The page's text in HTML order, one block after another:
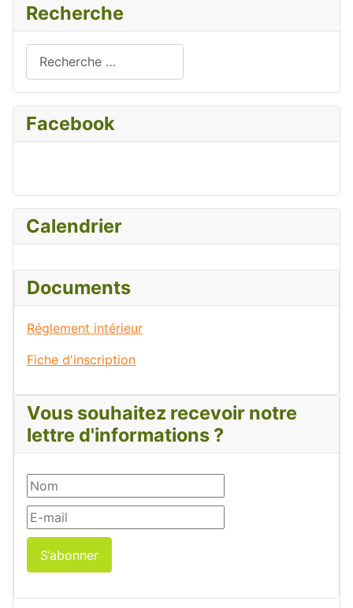
Recherche
Facebook
Calendrier
Documents
Réglement intérieur
Fiche d'inscription
Vous souhaitez recevoir notre
lettre d'informations ?
S’abonner